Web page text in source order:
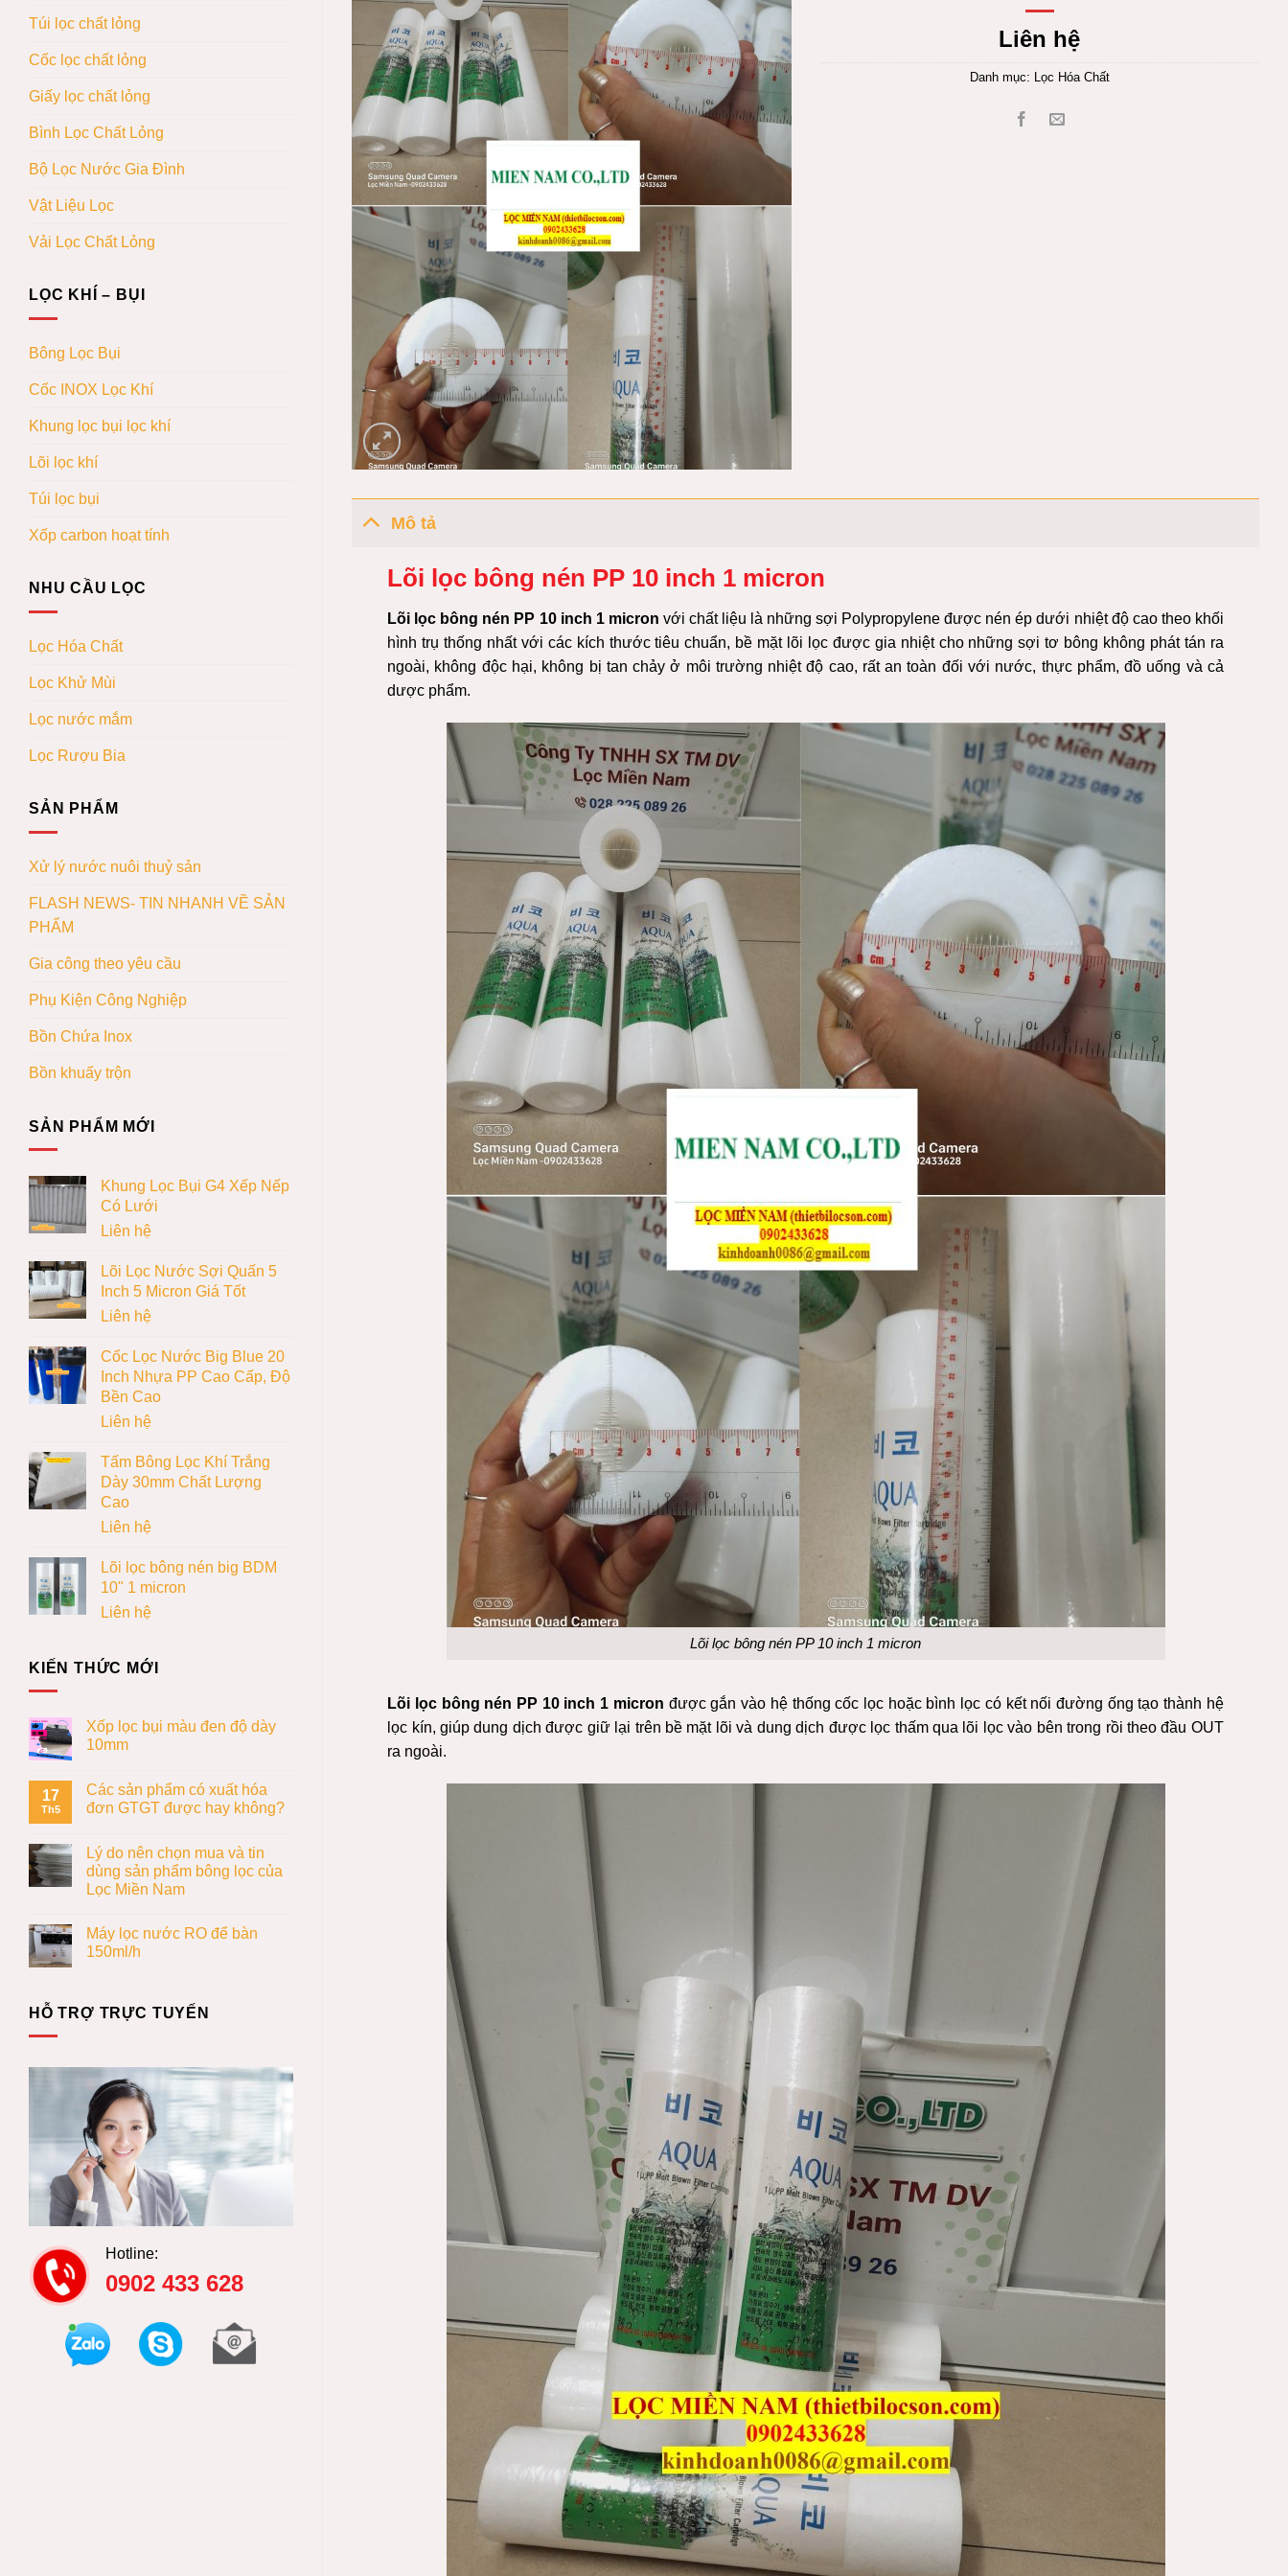
Túi lọc chất lỏng
Cốc lọc chất lỏng
Giấy lọc chất lỏng
Bình Lọc Chất Lỏng
Bộ Lọc Nước Gia Đình
Vật Liệu Lọc
Vải Lọc Chất Lỏng
LỌC KHÍ – BỤI
Bông Lọc Bụi
Cốc INOX Lọc Khí
Khung lọc bụi lọc khí
Lõi lọc khí
Túi lọc bụi
Xốp carbon hoạt tính
NHU CẦU LỌC
Lọc Hóa Chất
Lọc Khử Mùi
Lọc nước mắm
Lọc Rượu Bia
SẢN PHẨM
Xử lý nước nuôi thuỷ sản
FLASH NEWS- TIN NHANH VỀ SẢN
PHẨM
Gia công theo yêu cầu
Phụ Kiện Công Nghiệp
Bồn Chứa Inox
Bồn khuấy trộn
SẢN PHẨM MỚI
Khung Lọc Bụi G4 Xếp Nếp
Có Lưới
Liên hệ
Lõi Lọc Nước Sợi Quấn 5
Inch 5 Micron Giá Tốt
Liên hệ
Cốc Lọc Nước Big Blue 20
Inch Nhựa PP Cao Cấp, Độ
Bền Cao
Liên hệ
Tấm Bông Lọc Khí Trắng
Dày 30mm Chất Lượng
Cao
Liên hệ
Lõi lọc bông nén big BDM
10" 1 micron
Liên hệ
KIẾN THỨC MỚI
Xốp lọc bụi màu đen độ dày
10mm
17
Th5
Các sản phẩm có xuất hóa
đơn GTGT được hay không?
Lý do nên chọn mua và tin
dùng sản phẩm bông lọc của
Lọc Miền Nam
Máy lọc nước RO để bàn
150ml/h
HỖ TRỢ TRỰC TUYẾN
Hotline:
0902 433 628
Liên hệ
Danh mục: Lọc Hóa Chất
Mô tả
Lõi lọc bông nén PP 10 inch 1 micron
Lõi lọc bông nén PP 10 inch 1 micron với chất liệu là những sợi Polypropylene được nén ép dưới nhiệt độ cao theo khối
hình trụ thống nhất với các kích thước tiêu chuẩn, bề mặt lõi lọc được gia nhiệt cho những sợi tơ bông không phát tán ra
ngoài, không độc hại, không bị tan chảy ở môi trường nhiệt độ cao, rất an toàn đối với nước, thực phẩm, đồ uống và cả
dược phẩm.
Lõi lọc bông nén PP 10 inch 1 micron
Lõi lọc bông nén PP 10 inch 1 micron được gắn vào hệ thống cốc lọc hoặc bình lọc có kết nối đường ống tạo thành hệ
lọc kín, giúp dung dịch được giữ lại trên bề mặt lõi và dung dịch được lọc thấm qua lõi lọc vào bên trong rồi theo đầu OUT
ra ngoài.